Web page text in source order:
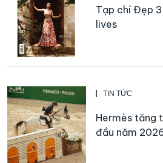
Tạp chí Đẹp
lives
TIN TỨC
Hermès tăng
đầu năm